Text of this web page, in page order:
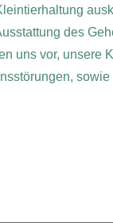
des
uns vor, unsere